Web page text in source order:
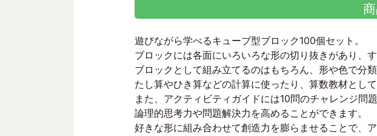
遊びながら学べるキューブ型ブロック100個セット。
ブロックには各面にいろいろな形の切り抜きがあり、
ブロックとして組み立てるのはもちろん、形や色で分類
たし算やひき算などの計算に使ったり、算数教材として
また、アクティビティガイドには10問のチャレンジ問
論理的思考力や問題解決力を高めることができます。
好きな形に組み合わせて創造力を膨らませることで、